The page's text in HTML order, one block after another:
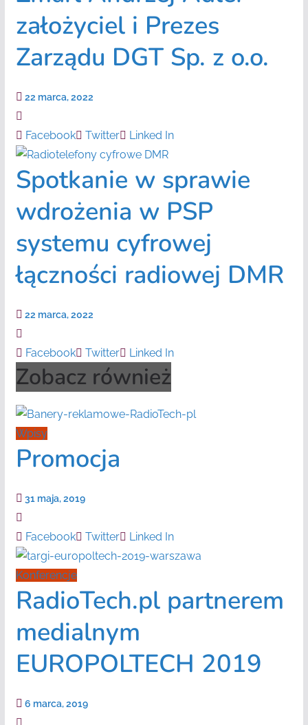
założyciel i Prezes
Zarządu DGT Sp. z o.o.
22 marca, 2022
Facebook Twitter Linked In
Spotkanie w sprawie
wdrożenia w PSP
systemu cyfrowej
łączności radiowej DMR
22 marca, 2022
Facebook Twitter Linked In
Zobacz również
Wpisy
Promocja
31 maja, 2019
Facebook Twitter Linked In
Konferencje
RadioTech.pl partnerem
medialnym
EUROPOLTECH 2019
6 marca, 2019